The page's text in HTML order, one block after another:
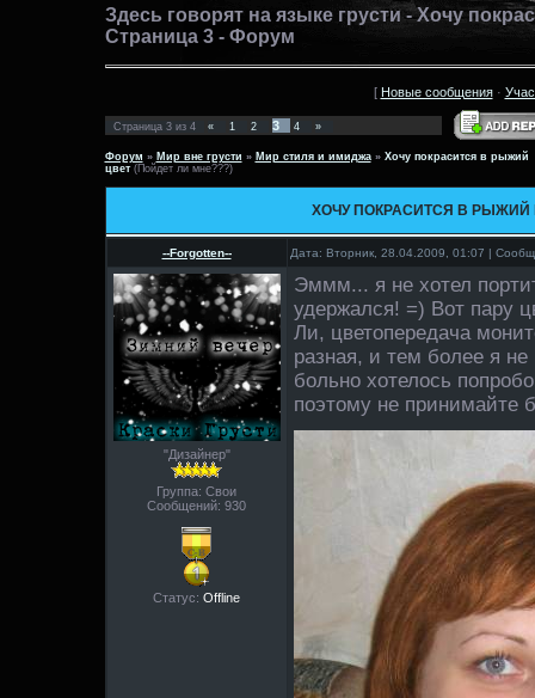
Здесь говорят на языке грусти - Хочу
Страница 3 - Форум
[ Новые сообщения·
Страница 3из 4 « 1 2 3 4 »
Форум » Мир вне грусти » Мир стиля и имиджа » Хочу покрасится в рыжий
цвет (Пойдет ли мне???)
ХОЧУ ПОКРАСИТСЯ В РЫЖИЙ
--Forgotten-- Дата: Вторник, 28.04.2009, 01:07 |
"Дизайнер"
Группа: Свои
Сообщений: 930
Статус: Offline
Эммм... я не хотел
удержался! =) Вот пару
Ли, цветопередача
разная, и тем более я
больно хотелось
поэтому не принимайте